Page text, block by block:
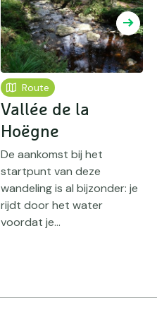
Route
Vallée de la
Hoëgne
De aankomst bij het
startpunt van deze
wandeling is al bijzonder: je
rijdt door het water
voordat je...